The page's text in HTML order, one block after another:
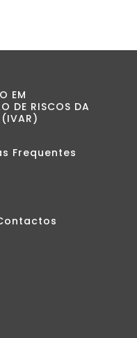
EM
DE RISCOS DA
(IVAR)
Frequentes